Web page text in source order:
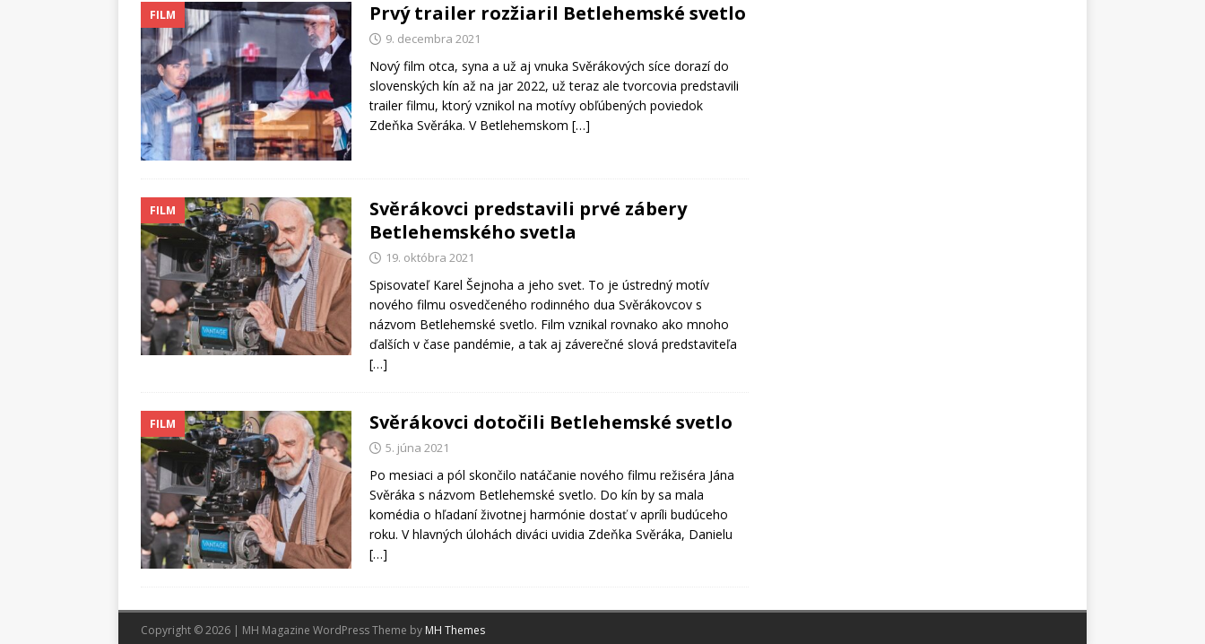
FILM Prvý trailer rozžiaril Betlehemské svetlo
9. decembra 2021
Nový film otca, syna a už aj vnuka Svěrákových síce dorazí do
slovenských kín až na jar 2022, už teraz ale tvorcovia predstavili
trailer filmu, ktorý vznikol na motívy obľúbených poviedok
Zdeňka Svěráka. V Betlehemskom […]
FILM
Svěrákovci predstavili prvé zábery
Betlehemského svetla
19. októbra 2021
Spisovateľ Karel Šejnoha a jeho svet. To je ústredný motív
nového filmu osvedčeného rodinného dua Svěrákovcov s
názvom Betlehemské svetlo. Film vznikal rovnako ako mnoho
ďalších v čase pandémie, a tak aj záverečné slová predstaviteľa
[…]
FILM Svěrákovci dotočili Betlehemské svetlo
5. júna 2021
Po mesiaci a pól skončilo natáčanie nového filmu režiséra Jána
Svěráka s názvom Betlehemské svetlo. Do kín by sa mala
komédia o hľadaní životnej harmónie dostať v apríli budúceho
roku. V hlavných úlohách diváci uvidia Zdeňka Svěráka, Danielu
[…]
Copyright © 2026 | MH Magazine WordPress Theme by MH Themes